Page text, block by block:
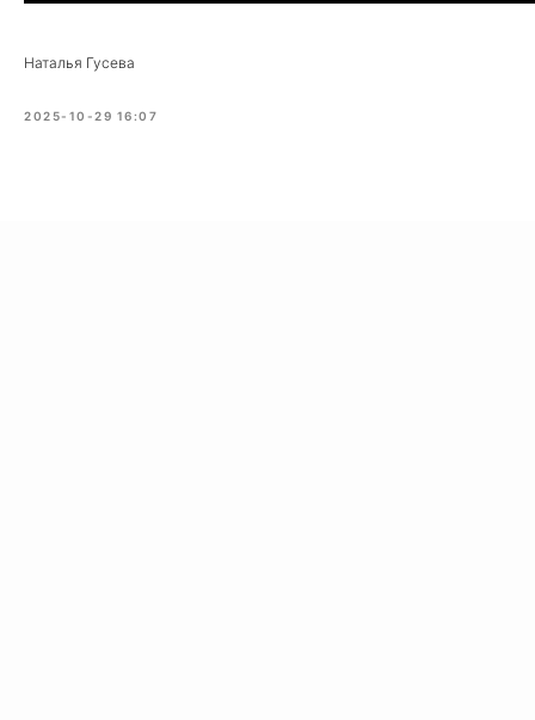
Наталья Гусева
2025-10-29 16:07